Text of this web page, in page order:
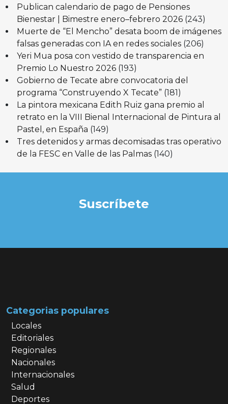
Publican calendario de pago de Pensiones
Bienestar | Bimestre enero–febrero 2026 (243)
Muerte de “El Mencho” desata boom de imágenes
falsas generadas con IA en redes sociales (206)
Yeri Mua posa con vestido de transparencia en
Premio Lo Nuestro 2026 (193)
Gobierno de Tecate abre convocatoria del
programa “Construyendo X Tecate” (181)
La pintora mexicana Edith Ruiz gana premio al
retrato en la VIII Bienal Internacional de Pintura al
Pastel, en España (149)
Tres detenidos y armas decomisadas tras operativo
de la FESC en Valle de las Palmas (140)
Suscríbete
Categorias populares
Locales
Editoriales
Regionales
Nacionales
Internacionales
Salud
Deportes